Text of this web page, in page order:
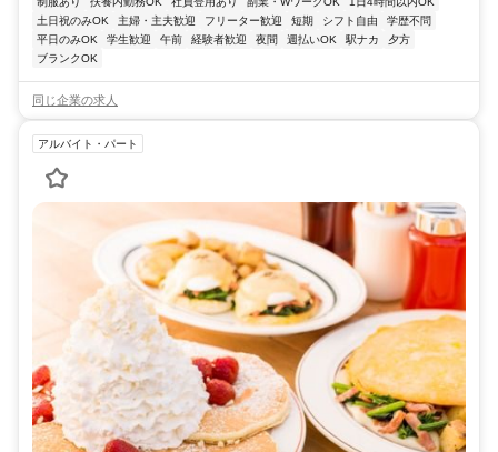
土日祝のみOK
主婦・主夫歓迎 フリーター歓迎 短期 シフト自由
学歴不問
平日のみOK
学生歓迎 午前 経験者歓迎 夜間 週払いOK 駅ナカ
夕方
ブランクOK
同じ企業の求人
アルバイト・パート